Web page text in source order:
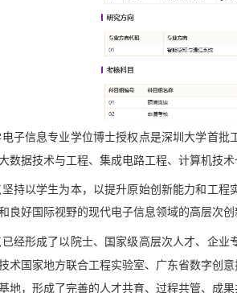
子信息专业学位博士授权点是深圳大学首
数据技术与工程、集成电路工程、计算机技术
持以学生为本，以提升原始创新能力和工
良好国际视野的现代电子信息领域的高层次创
经形成了以院士、国家级高层次人才、企业
术国家地方联合工程实验室、广东省数字创
地，形成了完善的人才共育、过程共管、成